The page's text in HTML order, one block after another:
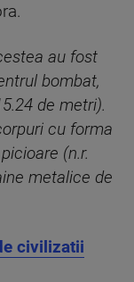
au fost
bombat,
de metri).
cu forma
(n.r.
metalice de
civilizatii